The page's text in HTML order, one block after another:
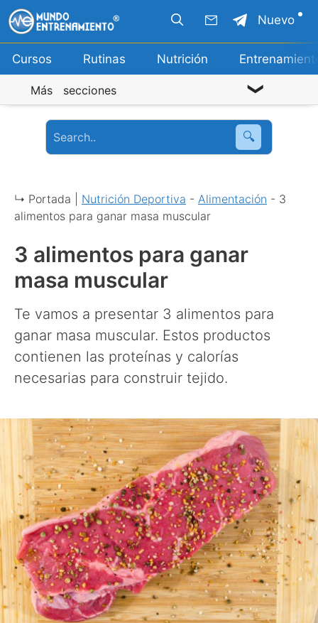
Saltar
al
contenido
Cursos Rutinas Nutrición
Nuevo
Más secciones
🔍
↳ Portada | Nutrición Deportiva - Alimentación - 3
alimentos para ganar masa muscular
3 alimentos para ganar
masa muscular
Te vamos a presentar 3 alimentos para
ganar masa muscular. Estos productos
contienen las proteínas y calorías
necesarias para construir tejido.